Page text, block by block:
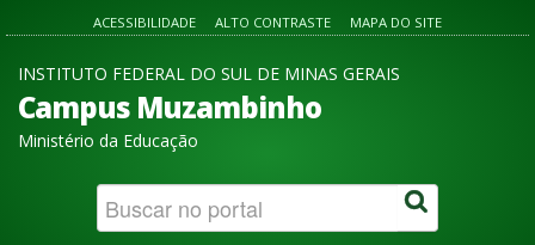
ACESSIBILIDADE ALTO CONTRASTE MAPA DO SITE
INSTITUTO FEDERAL DO SUL DE MINAS GERAIS
Campus Muzambinho
Ministério da Educação